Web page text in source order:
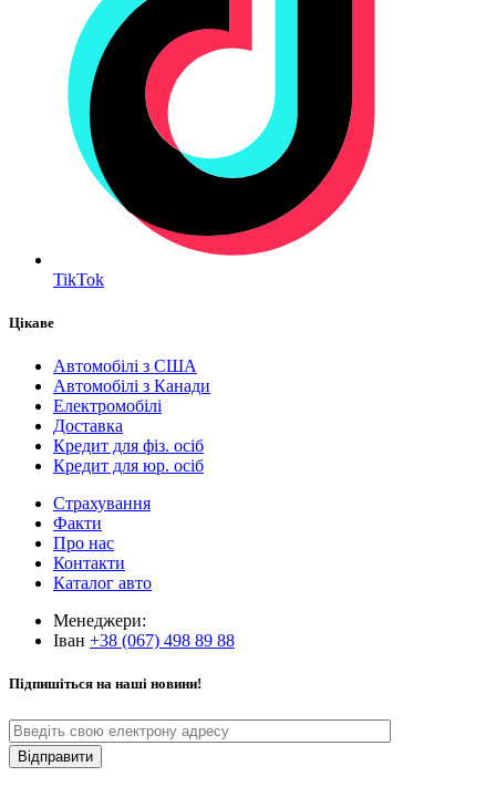
TikTok
Цікаве
Автомобілі з США
Автомобілі з Канади
Електромобілі
Доставка
Кредит для фіз. осіб
Кредит для юр. осіб
Страхування
Факти
Про нас
Контакти
Каталог авто
Менеджери:
Іван +38 (067) 498 89 88
Підпишіться на наші новини!